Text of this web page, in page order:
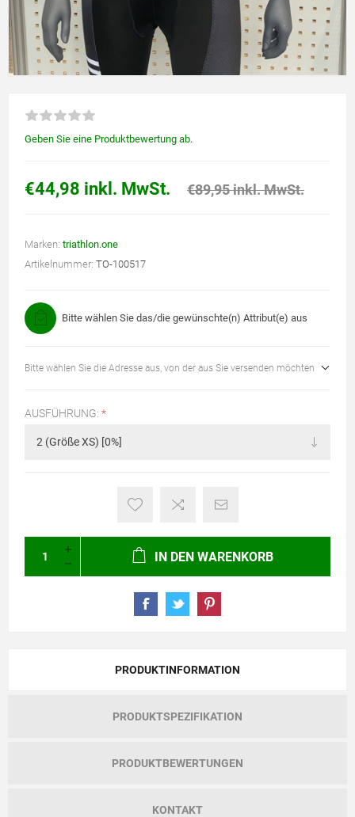
Geben Sie eine Produktbewertung ab.
€44,98 inkl. MwSt. €89,95 inkl. MwSt.
Marken: triathlon.one
Artikelnummer: TO-100517
Bitte wählen Sie das/die gewünschte(n) Attribut(e) aus
Bitte wählen Sie die Adresse aus, von der aus Sie versenden möchten
AUSFÜHRUNG: *
IN DEN WARENKORB
PRODUKTINFORMATION
PRODUKTSPEZIFIKATION
PRODUKTBEWERTUNGEN
KONTAKT